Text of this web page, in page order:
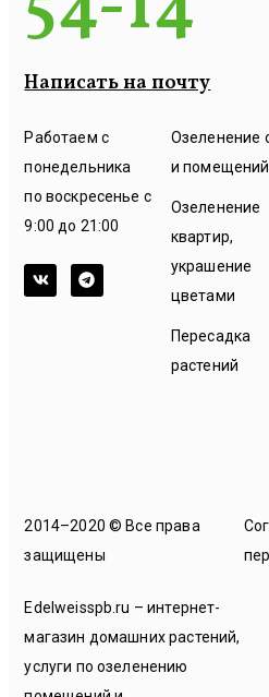
Написать на почту
Работаем с
понедельника
по воскресенье с
9:00 до 21:00
Озеленение
и помещений
Озеленение
квартир,
украшение
цветами
Пересадка
растений
2014–2020 © Все права
защищены
Edelweisspb.ru – интернет-
магазин домашних растений,
услуги по озеленению